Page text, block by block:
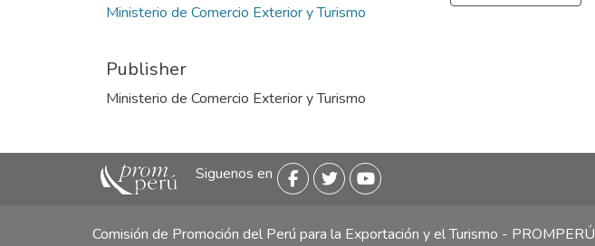
Ministerio de Comercio Exterior y Turismo
Publisher
Ministerio de Comercio Exterior y Turismo
Siguenos en
Comisión de Promoción del Perú para la Exportación y el Turismo - PROMPERÚ